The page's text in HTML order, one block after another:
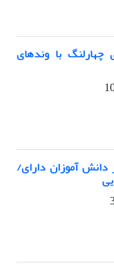
چهارلنگ با وند‌های
دانش آموزان دارای/